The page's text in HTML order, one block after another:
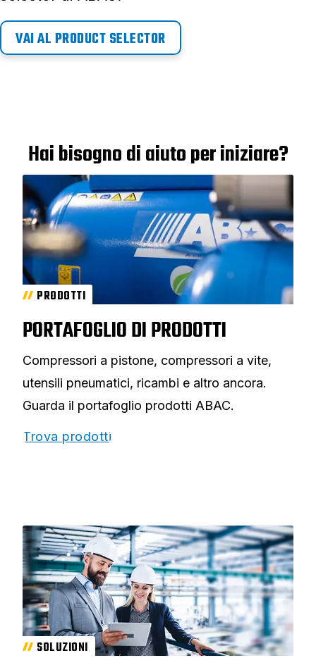
VAI AL PRODUCT SELECTOR
Hai bisogno di aiuto per iniziare?
PRODOTTI
PORTAFOGLIO DI PRODOTTI
Compressori a pistone, compressori a vite,
utensili pneumatici, ricambi e altro ancora.
Guarda il portafoglio prodotti ABAC.
Trova prodotti
SOLUZIONI